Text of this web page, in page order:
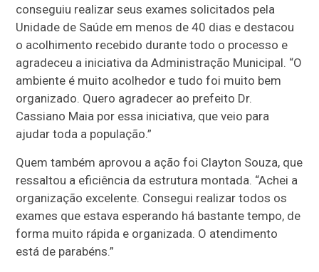
conseguiu realizar seus exames solicitados pela
Unidade de Saúde em menos de 40 dias e destacou
o acolhimento recebido durante todo o processo e
agradeceu a iniciativa da Administração Municipal. “O
ambiente é muito acolhedor e tudo foi muito bem
organizado. Quero agradecer ao prefeito Dr.
Cassiano Maia por essa iniciativa, que veio para
ajudar toda a população.”
Quem também aprovou a ação foi Clayton Souza, que
ressaltou a eficiência da estrutura montada. “Achei a
organização excelente. Consegui realizar todos os
exames que estava esperando há bastante tempo, de
forma muito rápida e organizada. O atendimento
está de parabéns.”